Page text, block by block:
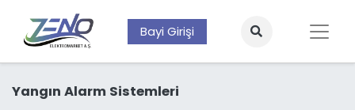
Bayi Girişi
Yangın Alarm Sistemleri